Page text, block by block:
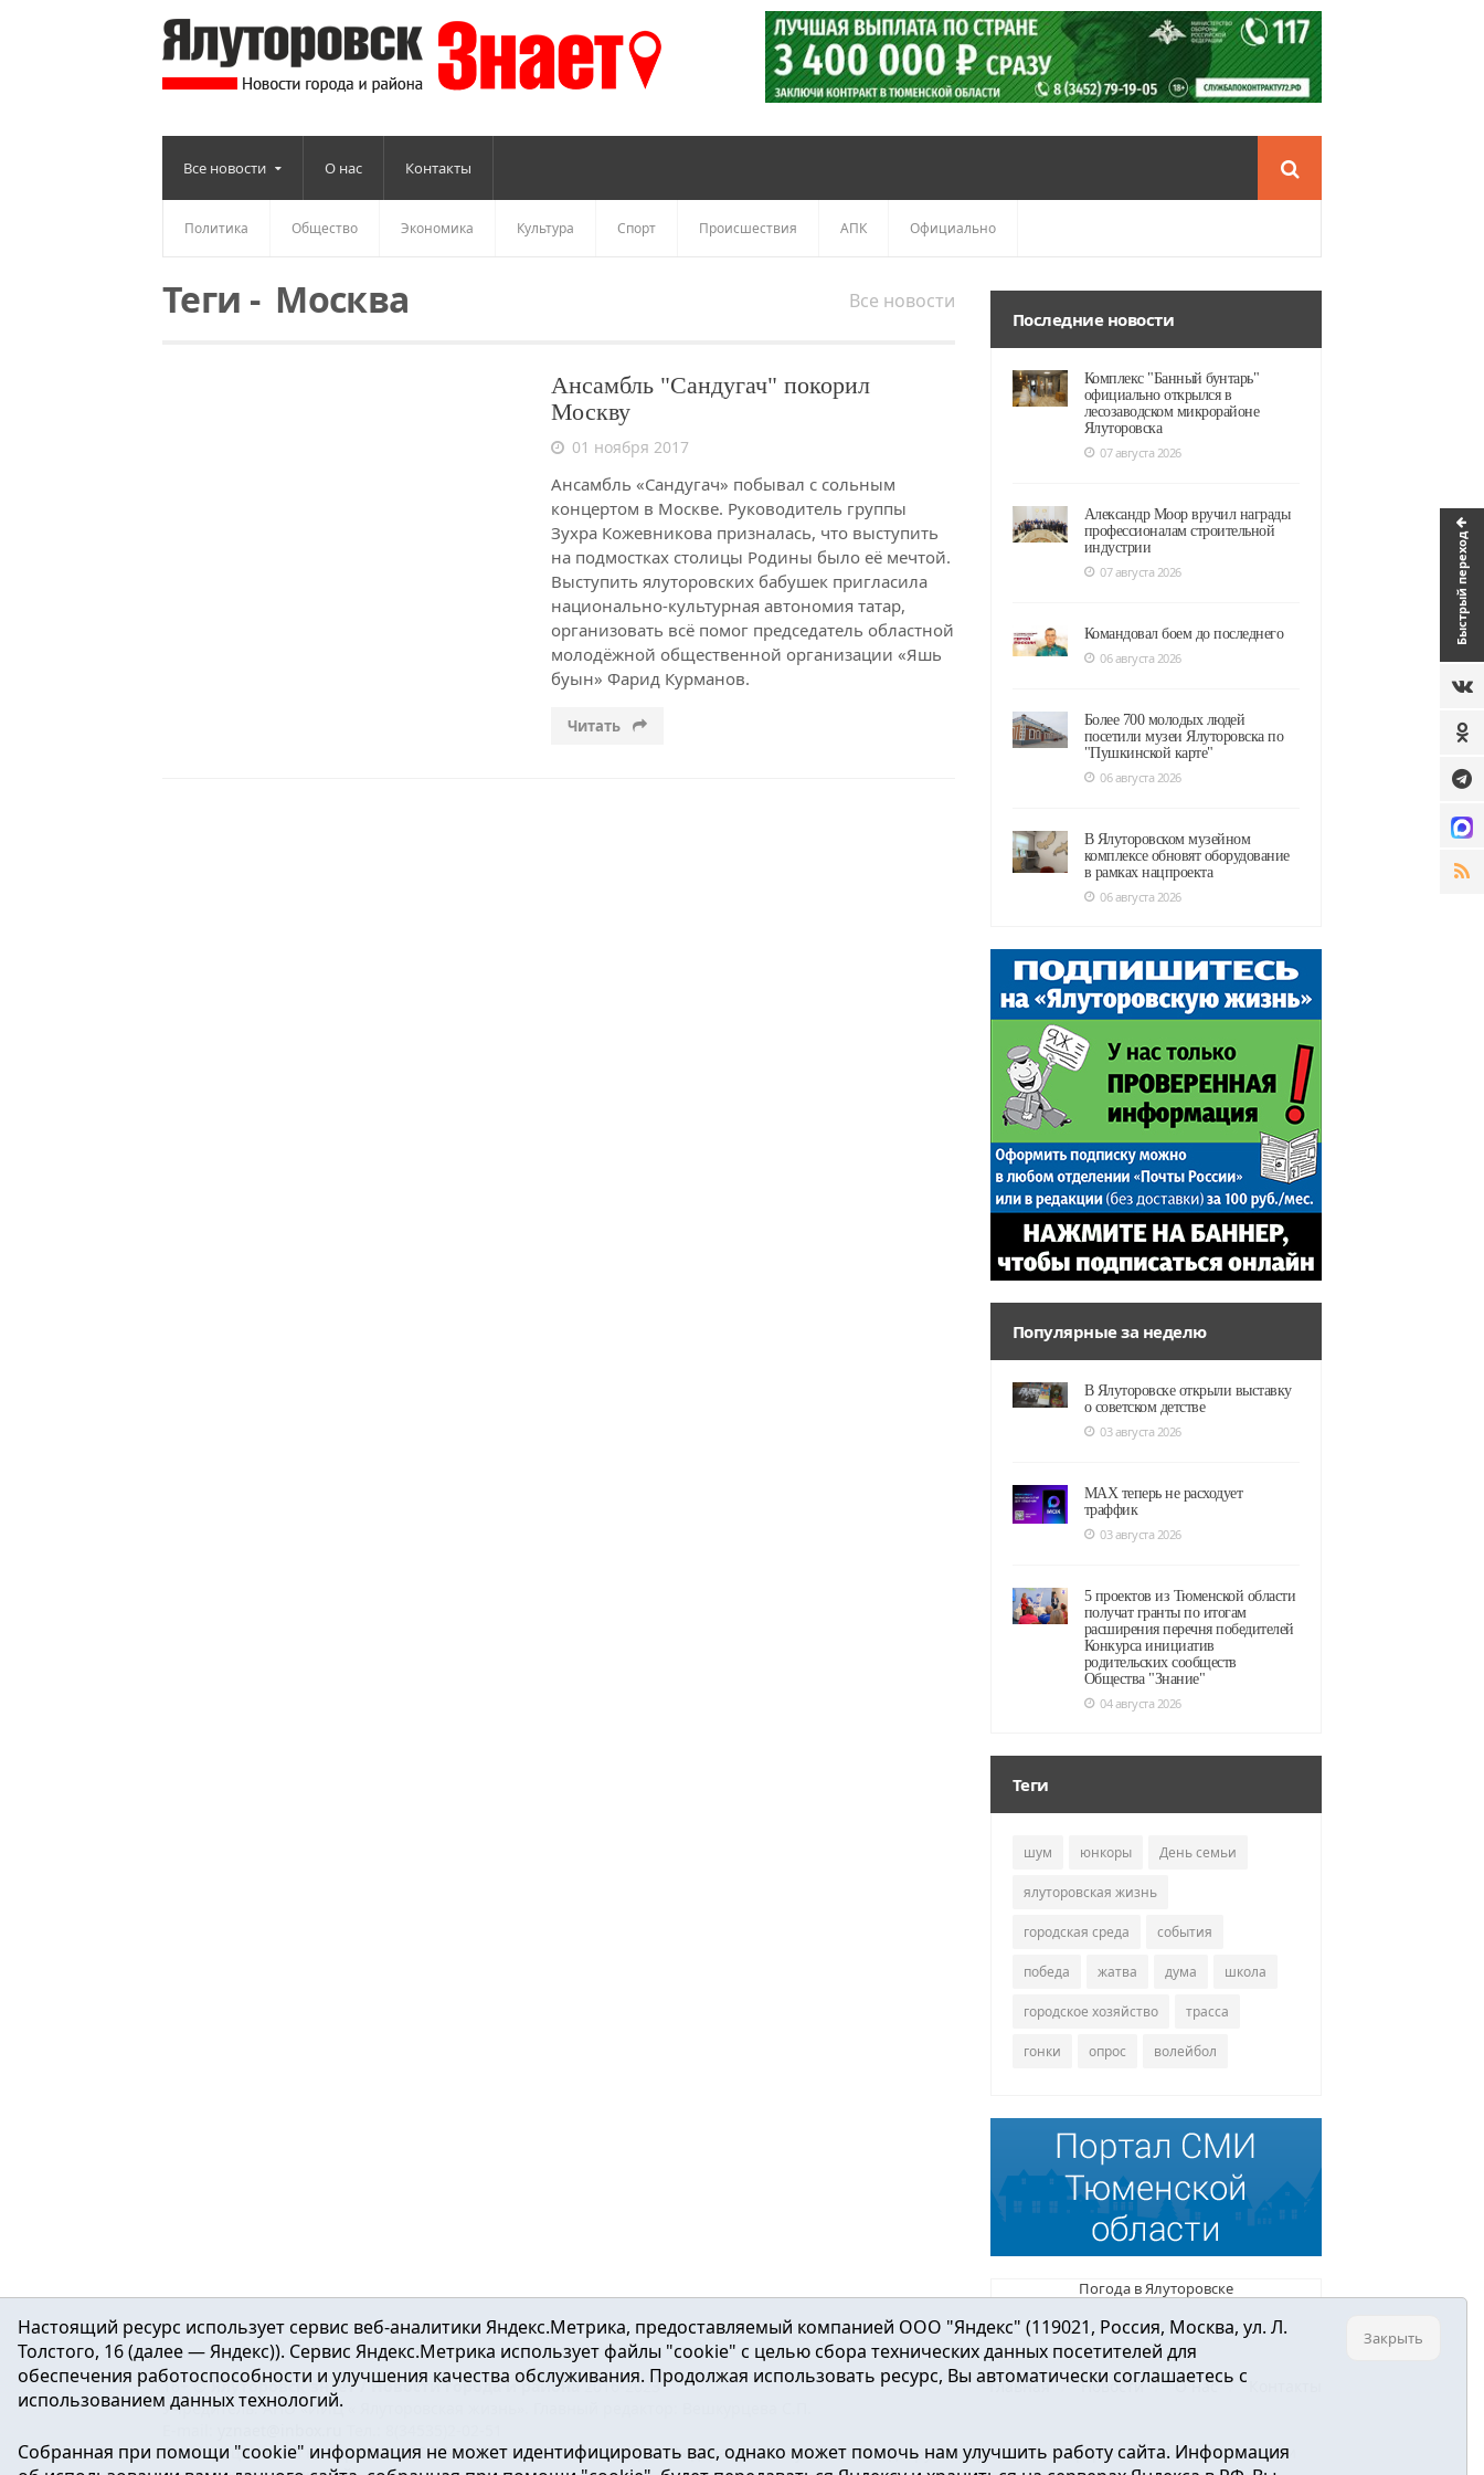
Быстрый переход
Все новости О нас Контакты
Политика Общество Экономика Культура Спорт Происшествия АПК Официально
Все новости
Теги -Москва
Ансамбль "Сандугач" покорил
Москву
01 ноября 2017
Ансамбль «Сандугач» побывал с сольным
концертом в Москве. Руководитель группы
Зухра Кожевникова призналась, что выступить
на подмостках столицы Родины было её мечтой.
Выступить ялуторовских бабушек пригласила
национально-культурная автономия татар,
организовать всё помог председатель областной
молодёжной общественной организации «Яшь
буын» Фарид Курманов.
Читать
Последние новости
Комплекс "Банный бунтарь"
официально открылся в
лесозаводском микрорайоне
Ялуторовска
07 августа 2026
Александр Моор вручил награды
профессионалам строительной
индустрии
07 августа 2026
Командовал боем до последнего
06 августа 2026
Более 700 молодых людей
посетили музеи Ялуторовска по
"Пушкинской карте"
06 августа 2026
В Ялуторовском музейном
комплексе обновят оборудование
в рамках нацпроекта
06 августа 2026
Популярные за неделю
В Ялуторовске открыли выставку
о советском детстве
03 августа 2026
MAX теперь не расходует
траффик
03 августа 2026
5 проектов из Тюменской области
получат гранты по итогам
расширения перечня победителей
Конкурса инициатив
родительских сообществ
Общества "Знание"
04 августа 2026
Теги
шум юнкоры День семьи
ялуторовская жизнь
городская среда события
победа жатва дума школа
городское хозяйство трасса
гонки опрос волейбол
Погода в Ялуторовске
Главная Новости О нас
16+ ©Ялуторовск знает / Новости города и района2016-2023
Учредитель: АНО «ИИЦ « Ялуторовская жизнь». Главный редактор: Вешкурцева С.П.
Регистрационный номер ЭЛ № ФС 77-64937 от 24.02.2016г. выдан Федеральной службой по надзору в сфере связи, информационных технологий и
Настоящий ресурс использует сервис веб-аналитики Яндекс.Метрика, предоставляемый компанией ООО "Яндекс" (119021, Россия, Москва, ул. Л.
Толстого, 16 (далее — Яндекс)). Сервис Яндекс.Метрика использует файлы "cookie" с целью сбора технических данных посетителей для
обеспечения работоспособности и улучшения качества обслуживания. Продолжая использовать ресурс, Вы автоматически соглашаетесь с
использованием данных технологий.
Собранная при помощи "cookie" информация не может идентифицировать вас, однако может помочь нам улучшить работу сайта. Информация
Закрыть